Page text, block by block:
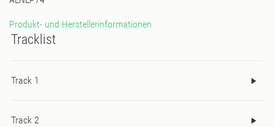
Produkt- und Herstellerinformationen
Tracklist
Track 1
Track 2